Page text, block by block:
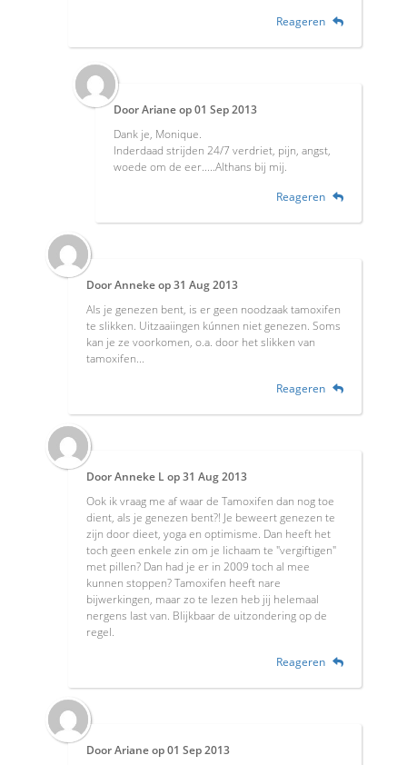
Reageren
DoorArianeop01 Sep 2013
Dank je, Monique.
Inderdaad strijden 24/7 verdriet, pijn, angst,
woede om de eer.....Althans bij mij.
Reageren
DoorAnnekeop31 Aug 2013
Als je genezen bent, is er geen noodzaak tamoxifen
te slikken. Uitzaaiingen kúnnen niet genezen. Soms
kan je ze voorkomen, o.a. door het slikken van
tamoxifen...
Reageren
DoorAnneke Lop31 Aug 2013
Ook ik vraag me af waar de Tamoxifen dan nog toe
dient, als je genezen bent?! Je beweert genezen te
zijn door dieet, yoga en optimisme. Dan heeft het
toch geen enkele zin om je lichaam te "vergiftigen"
met pillen? Dan had je er in 2009 toch al mee
kunnen stoppen? Tamoxifen heeft nare
bijwerkingen, maar zo te lezen heb jij helemaal
nergens last van. Blijkbaar de uitzondering op de
regel.
Reageren
DoorArianeop01 Sep 2013